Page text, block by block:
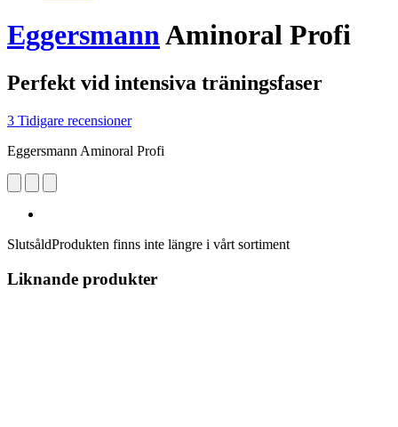
EggersmannAminoral Profi
Perfekt vid intensiva träningsfaser
3 Tidigare recensioner
Eggersmann Aminoral Profi
SlutsåldProdukten finns inte längre i vårt sortiment
Liknande produkter